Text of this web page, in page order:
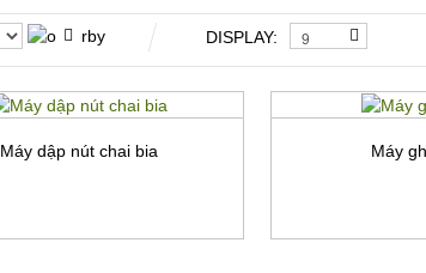
DISPLAY:
Xem chi tiết
Máy dập nút chai bia Máy